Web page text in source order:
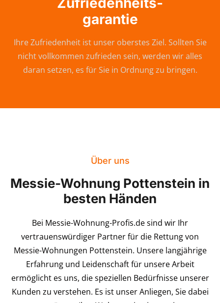
garantie
Ihre Zufriedenheit ist unser oberstes Ziel. Sollten Sie
nicht vollkommen zufrieden sein, werden wir alles
daran setzen, es für Sie in Ordnung zu bringen.
Über uns
Messie-Wohnung Pottenstein in
besten Händen
Bei Messie-Wohnung-Profis.de sind wir Ihr
vertrauenswürdiger Partner für die Rettung von
Messie-Wohnungen Pottenstein. Unsere langjährige
Erfahrung und Leidenschaft für unsere Arbeit
ermöglicht es uns, die speziellen Bedürfnisse unserer
Kunden zu verstehen. Es ist unser Anliegen, Sie dabei